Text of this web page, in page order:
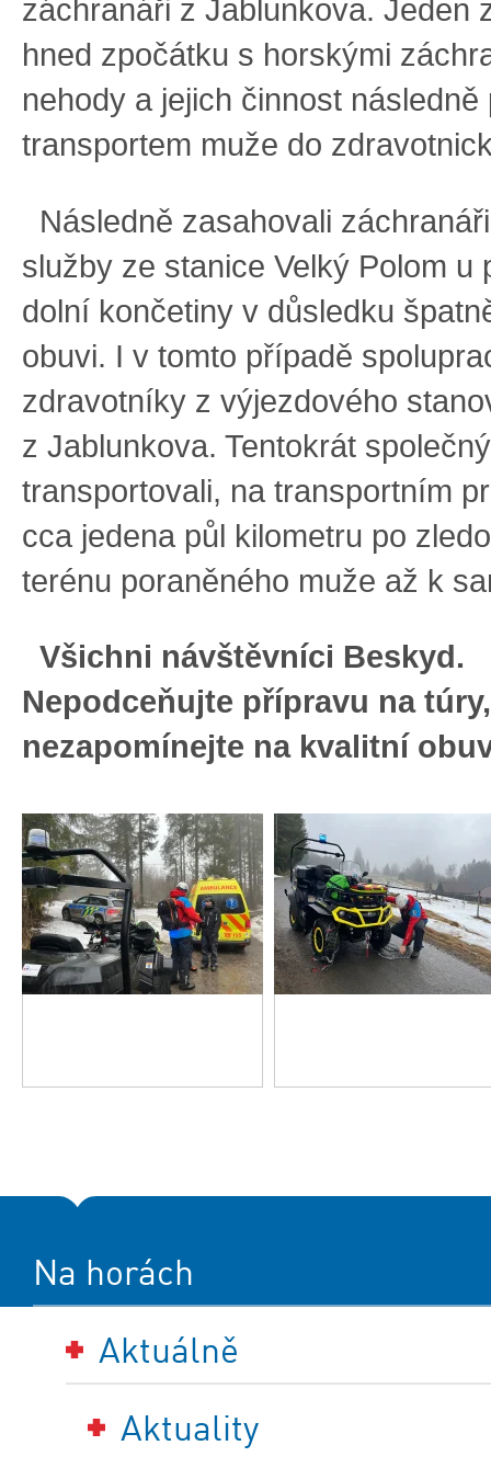
záchranáři z Jablunkova. Jeden
hned zpočátku s horskými
nehody a jejich činnost
transportem muže do
Následně zasahovali
služby ze stanice Velký Polom u
dolní končetiny v důsledku
obuvi. I v tomto případě
zdravotníky z výjezdového
z Jablunkova. Tentokrát
transportovali, na transportním
cca jedena půl kilometru po
terénu poraněného muže až k
Všichni návštěvníci Beskyd.
Nepodceňujte přípravu na
nezapomínejte na kvalitní
Na horách
Aktuálně
Aktuality